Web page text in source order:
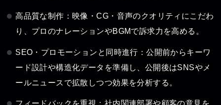
高品質な制作：映像・CG・音声のクオリティにこだわ
り、プロのナレーションやBGMで訴求力を高める。
SEO・プロモーションと同時進行：公開前からキーワ
ード設計や構造化データを準備し、公開後はSNSやメ
ールニュースで拡散しつつ効果を分析する。
フィードバックを重視：社内関連部署や顧客の意見を